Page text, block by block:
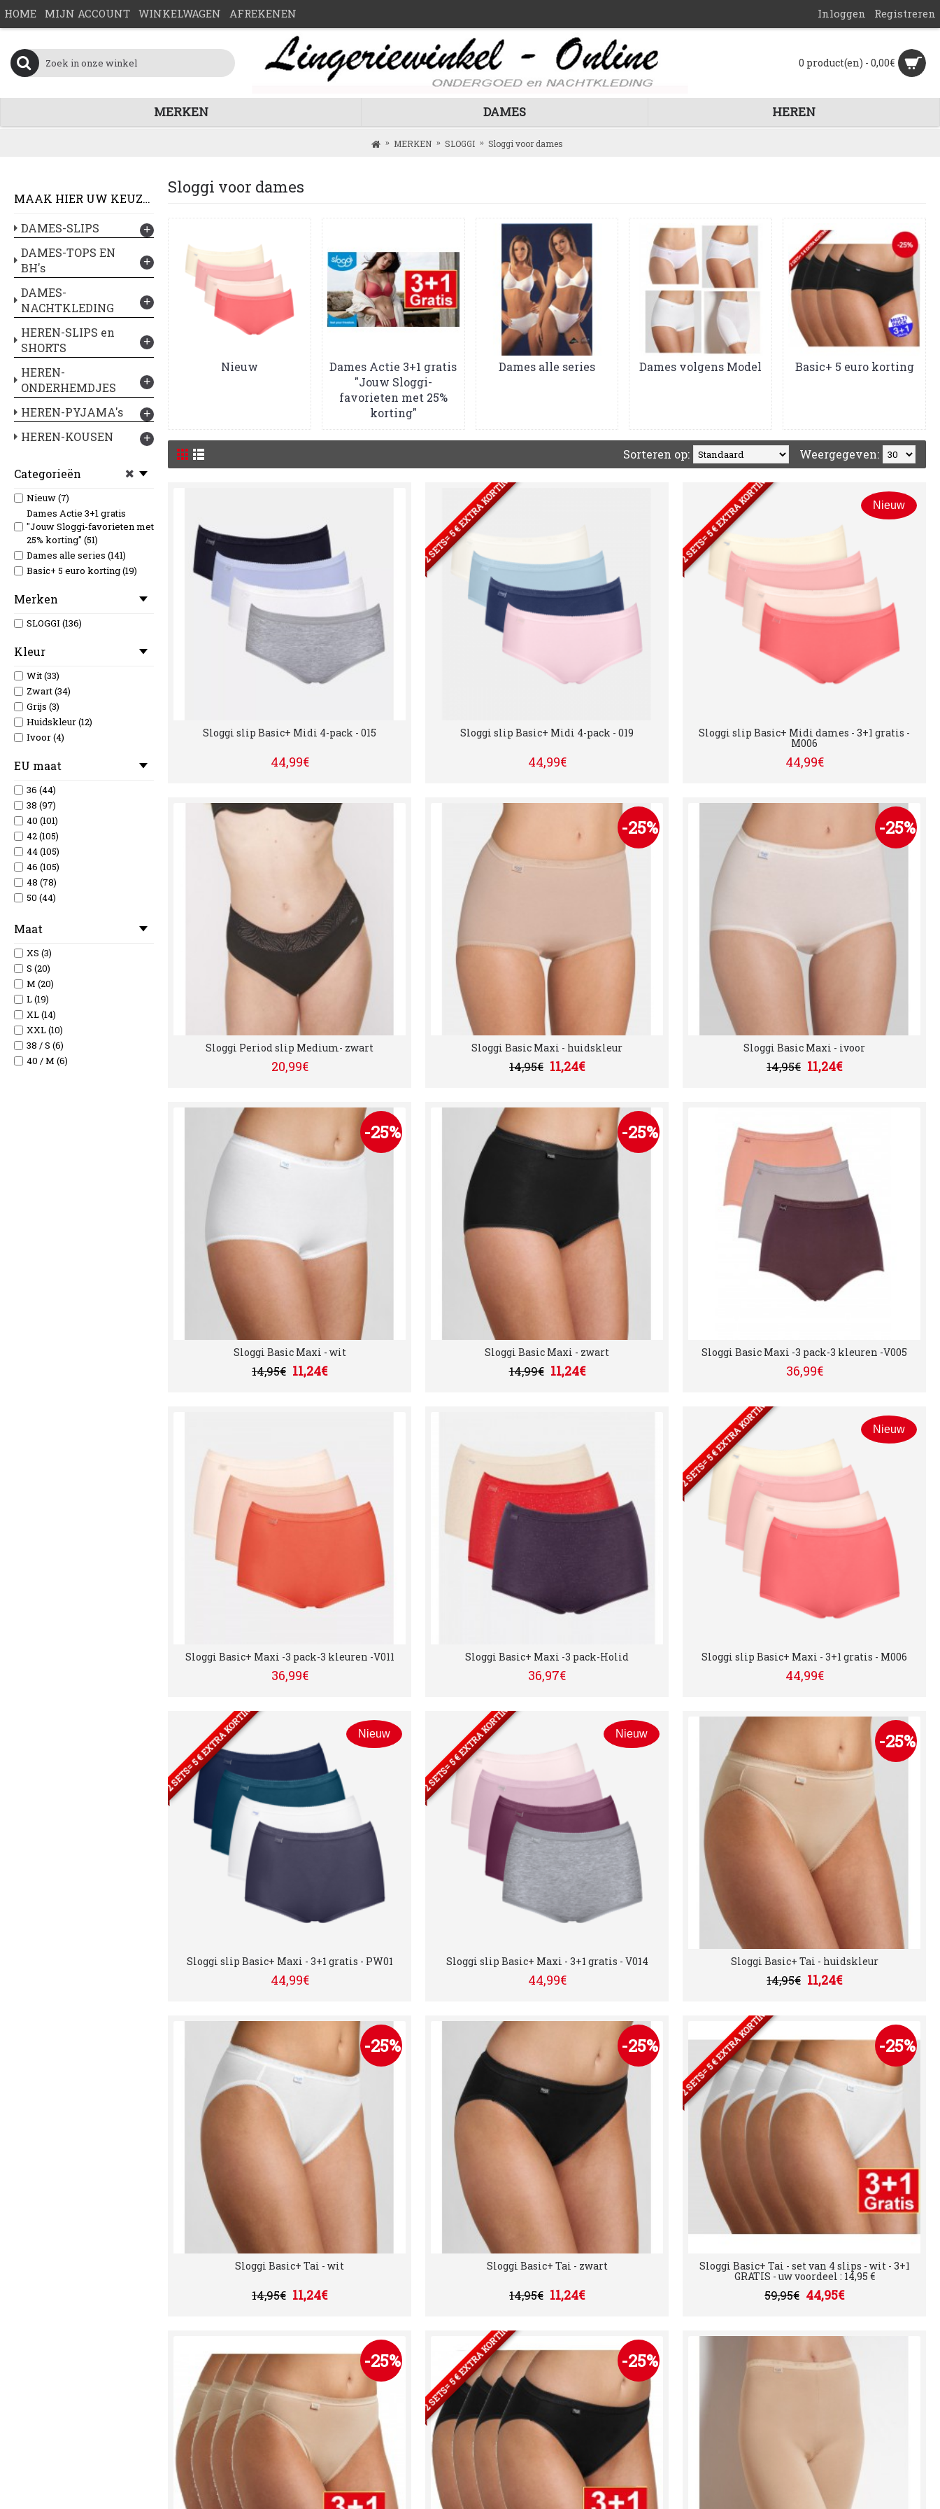
HOME MIJN ACCOUNT WINKELWAGEN AFREKENEN Inloggen Registreren
0 product(en) - 0,00€
MERKEN DAMES HEREN
MERKEN SLOGGI Sloggi voor dames
MAAK HIER UW KEUZE :
DAMES-SLIPS
+
DAMES-TOPS EN
BH's
+
DAMES-
NACHTKLEDING
+
HEREN-SLIPS en
SHORTS
+
HEREN-
ONDERHEMDJES
+
HEREN-PYJAMA's +
HEREN-KOUSEN +
Categorieën
Nieuw (7)
Dames Actie 3+1 gratis
"Jouw Sloggi-favorieten met
25% korting" (51)
Dames alle series (141)
Basic+ 5 euro korting (19)
Merken
SLOGGI (136)
Kleur
Wit (33)
Zwart (34)
Grijs (3)
Huidskleur (12)
Ivoor (4)
EU maat
36 (44)
38 (97)
40 (101)
42 (105)
44 (105)
46 (105)
48 (78)
50 (44)
54 (20)
58 (5)
60 (4)
Maat
XS (3)
S (20)
M (20)
L (19)
XL (14)
XXL (10)
38 / S (6)
40 / M (6)
Sloggi voor dames
Nieuw
Dames Actie 3+1 gratis
"Jouw Sloggi-
favorieten met 25%
korting"
Dames alle series Dames volgens Model Basic+ 5 euro korting
Weergegeven:
Sorteren op:
Sloggi slip Basic+ Midi 4-pack - 015
44,99€
2 SETS= 5 € EXTRA KORTING
Sloggi slip Basic+ Midi 4-pack - 019
44,99€
2 SETS= 5 € EXTRA KORTING Nieuw
Sloggi slip Basic+ Midi dames - 3+1 gratis -
M006
44,99€
Sloggi Period slip Medium- zwart
20,99€
-25%
Sloggi Basic Maxi - huidskleur
14,95€ 11,24€
-25%
Sloggi Basic Maxi - ivoor
14,95€ 11,24€
-25%
Sloggi Basic Maxi - wit
14,95€ 11,24€
-25%
Sloggi Basic Maxi - zwart
14,99€ 11,24€
Sloggi Basic Maxi -3 pack-3 kleuren -V005
36,99€
Sloggi Basic+ Maxi -3 pack-3 kleuren -V011
36,99€
Sloggi Basic+ Maxi -3 pack-Holid
36,97€
2 SETS= 5 € EXTRA KORTING Nieuw
Sloggi slip Basic+ Maxi - 3+1 gratis - M006
44,99€
2 SETS= 5 € EXTRA KORTING Nieuw
Sloggi slip Basic+ Maxi - 3+1 gratis - PW01
44,99€
2 SETS= 5 € EXTRA KORTING Nieuw
Sloggi slip Basic+ Maxi - 3+1 gratis - V014
44,99€
-25%
Sloggi Basic+ Tai - huidskleur
14,95€ 11,24€
-25%
Sloggi Basic+ Tai - wit
14,95€ 11,24€
-25%
Sloggi Basic+ Tai - zwart
14,95€ 11,24€
2 SETS= 5 € EXTRA KORTING -25%
Sloggi Basic+ Tai - set van 4 slips - wit - 3+1
GRATIS - uw voordeel : 14,95 €
59,95€ 44,95€
-25% 2 SETS= 5 € EXTRA KORTING -25%